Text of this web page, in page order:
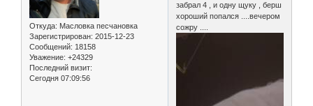
Откуда: Масловка песчановка
Зарегистрирован: 2015-12-23
Сообщений: 18158
Уважение: +24329
Последний визит:
Сегодня 07:09:56
забрал 4 , и одну щуку , берш
хороший попался ....вечером
сожру ....